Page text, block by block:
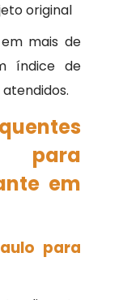
original
mais de
índice de
para
em
para